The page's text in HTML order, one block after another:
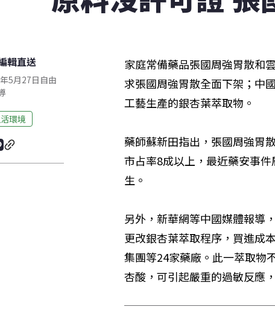
輯直送
5月27日自由
環境
家庭常備藥品張國周強胃散和
求張國周強胃散全面下架；中
工藝生產的銀杏葉萃取物。
藥師蘇新田指出，張國周強胃
市占率8成以上，最近藥安事
生。
另外，新華網等中國媒體報導
更改銀杏葉萃取程序，買進成
集團等24家藥廠。此一萃取物
杏酸，可引起嚴重的過敏反應